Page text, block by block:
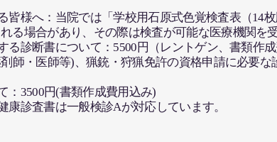
皆様へ：当院では「学校用石原式色覚検査表（14
る場合があり、その際は検査が可能な医療機関を
診断書について：5500円（レントゲン、書類作成
師・医師等)、猟銃・狩猟免許の資格申請に必要な
：3500円(書類作成費用込み)
診査書は一般検診Aが対応しています。